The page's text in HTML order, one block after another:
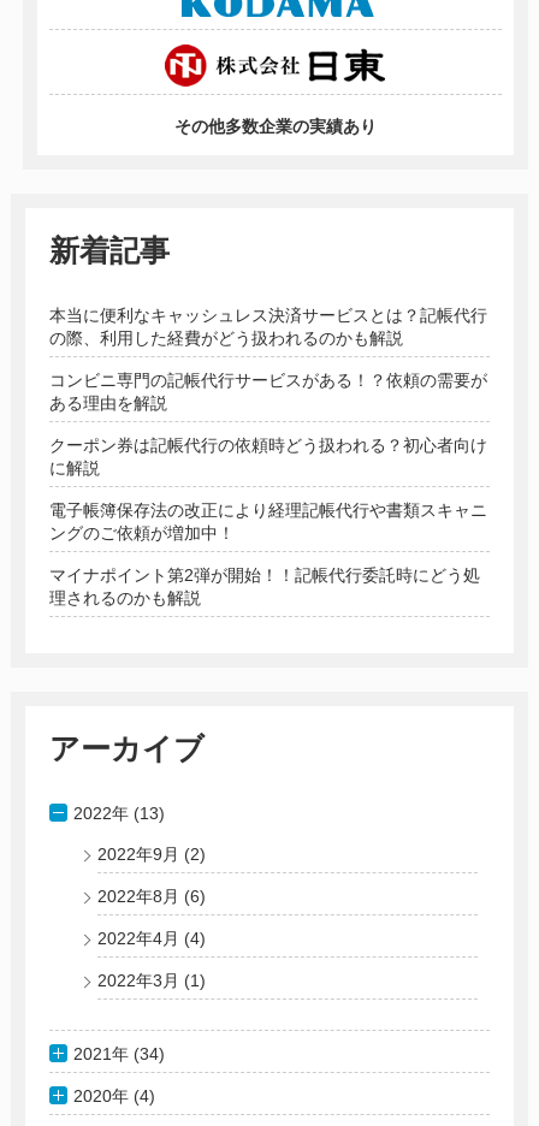
その他多数企業の実績あり
新着記事
本当に便利なキャッシュレス決済サービスとは？記帳代行
の際、利用した経費がどう扱われるのかも解説
コンビニ専門の記帳代行サービスがある！？依頼の需要が
ある理由を解説
クーポン券は記帳代行の依頼時どう扱われる？初心者向け
に解説
電子帳簿保存法の改正により経理記帳代行や書類スキャニ
ングのご依頼が増加中！
マイナポイント第2弾が開始！！記帳代行委託時にどう処
理されるのかも解説
アーカイブ
2022年 (13)
2022年9月 (2)
2022年8月 (6)
2022年4月 (4)
2022年3月 (1)
2021年 (34)
2020年 (4)